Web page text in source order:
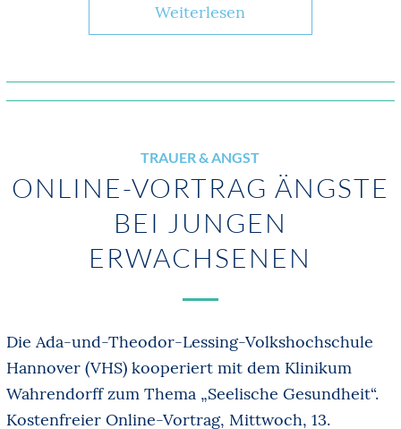
Weiterlesen
TRAUER & ANGST
ONLINE-VORTRAG ÄNGSTE
BEI JUNGEN
ERWACHSENEN
Die Ada-und-Theodor-Lessing-Volkshochschule
Hannover (VHS) kooperiert mit dem Klinikum
Wahrendorff zum Thema „Seelische Gesundheit“.
Kostenfreier Online-Vortrag, Mittwoch, 13.